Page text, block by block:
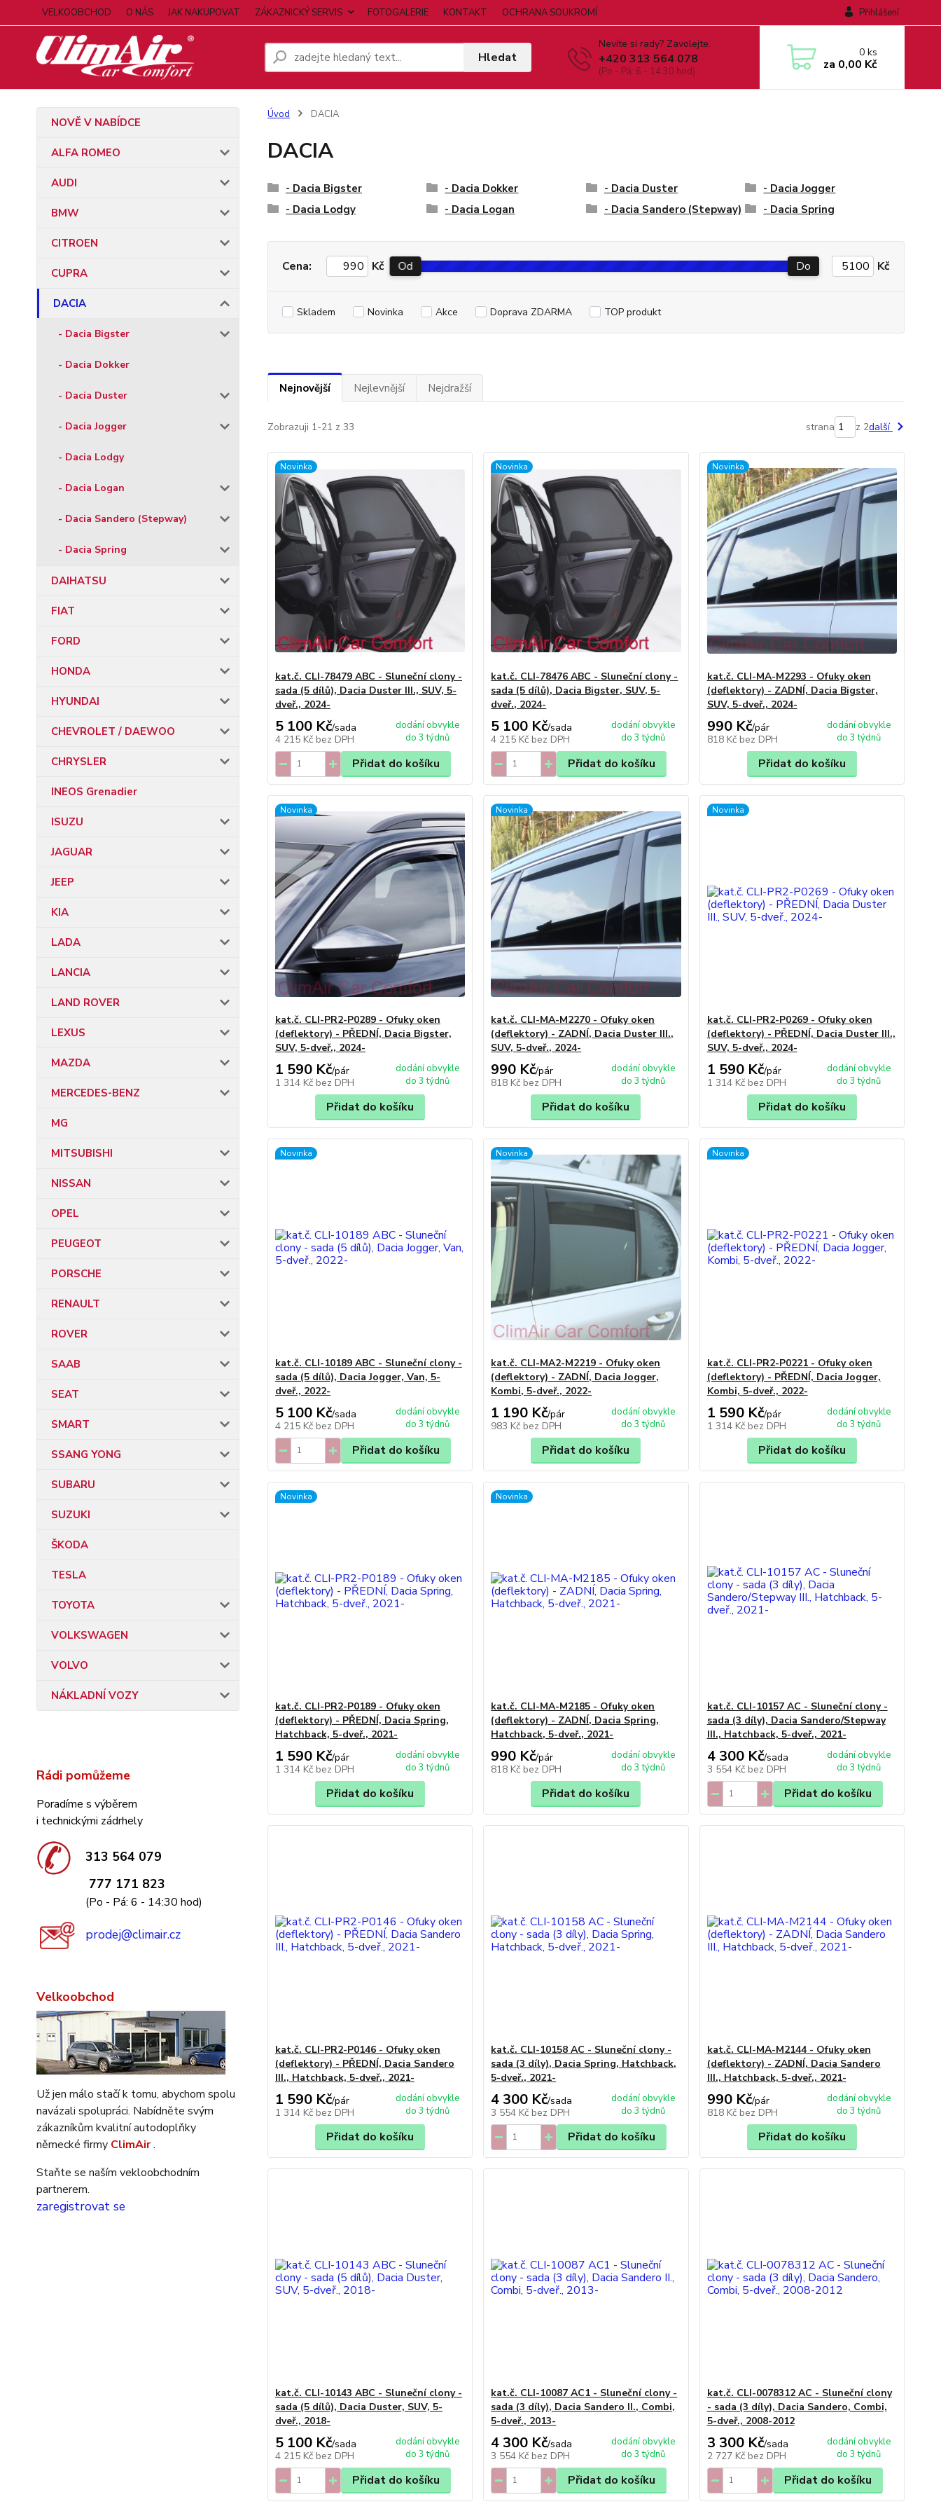
VELKOOBCHOD O NÁS JAK NAKUPOVAT ZÁKAZNICKÝ SERVIS FOTOGALERIE KONTAKT OCHRANA SOUKROMÍ Přihlášení
Hledat
Nevíte si rady? Zavolejte.
+420 313 564 078
(Po - Pá: 6 - 14:30 hod)
0ks
za 0,00 Kč
NOVĚ V NABÍDCE
ALFA ROMEO
AUDI
BMW
CITROEN
CUPRA
DACIA
- Dacia Bigster
- Dacia Dokker
- Dacia Duster
- Dacia Jogger
- Dacia Lodgy
- Dacia Logan
- Dacia Sandero (Stepway)
- Dacia Spring
DAIHATSU
FIAT
FORD
HONDA
HYUNDAI
CHEVROLET / DAEWOO
CHRYSLER
INEOS Grenadier
ISUZU
JAGUAR
JEEP
KIA
LADA
LANCIA
LAND ROVER
LEXUS
MAZDA
MERCEDES-BENZ
MG
MITSUBISHI
NISSAN
OPEL
PEUGEOT
PORSCHE
RENAULT
ROVER
SAAB
SEAT
SMART
SSANG YONG
SUBARU
SUZUKI
ŠKODA
TESLA
TOYOTA
VOLKSWAGEN
VOLVO
NÁKLADNÍ VOZY
Rádi pomůžeme
Poradíme s výběrem
i technickými zádrhely
313 564 079
777 171 823
(Po - Pá: 6 - 14:30 hod)
prodej@climair.cz
Velkoobchod
Už jen málo stačí k tomu, abychom spolu
navázali spolupráci. Nabídněte svým
zákazníkům kvalitní autodoplňky
německé firmy ClimAir.
Staňte se naším vekloobchodním
partnerem.
zaregistrovat se
Úvod DACIA
DACIA
- Dacia Bigster - Dacia Dokker - Dacia Duster
- Dacia Jogger
- Dacia Lodgy
- Dacia Logan - Dacia Sandero (Stepway) - Dacia Spring
Cena: Kč Od Do Kč
Skladem Novinka Akce Doprava ZDARMA TOP produkt
Nejnovější Nejlevnější Nejdražší
Zobrazuji 1-21 z 33 strana z 2další
Novinka
kat.č. CLI-78479 ABC - Sluneční clony -
sada (5 dílů), Dacia Duster III., SUV, 5-
dveř., 2024-
5 100 Kč/sada
4 215 Kč bez DPH
dodání obvykle
do 3 týdnů
Přidat do košíku
Novinka
kat.č. CLI-78476 ABC - Sluneční clony -
sada (5 dílů), Dacia Bigster, SUV, 5-
dveř., 2024-
5 100 Kč/sada
4 215 Kč bez DPH
dodání obvykle
do 3 týdnů
Přidat do košíku
Novinka
kat.č. CLI-MA-M2293 - Ofuky oken
(deflektory) - ZADNÍ, Dacia Bigster,
SUV, 5-dveř., 2024-
990 Kč/pár
818 Kč bez DPH
dodání obvykle
do 3 týdnů
Přidat do košíku
Novinka
kat.č. CLI-PR2-P0289 - Ofuky oken
(deflektory) - PŘEDNÍ, Dacia Bigster,
SUV, 5-dveř., 2024-
1 590 Kč/pár
1 314 Kč bez DPH
dodání obvykle
do 3 týdnů
Přidat do košíku
Novinka
kat.č. CLI-MA-M2270 - Ofuky oken
(deflektory) - ZADNÍ, Dacia Duster III.,
SUV, 5-dveř., 2024-
990 Kč/pár
818 Kč bez DPH
dodání obvykle
do 3 týdnů
Přidat do košíku
Novinka
kat.č. CLI-PR2-P0269 - Ofuky oken
(deflektory) - PŘEDNÍ, Dacia Duster III.,
SUV, 5-dveř., 2024-
1 590 Kč/pár
1 314 Kč bez DPH
dodání obvykle
do 3 týdnů
Přidat do košíku
Novinka
kat.č. CLI-10189 ABC - Sluneční clony -
sada (5 dílů), Dacia Jogger, Van, 5-
dveř., 2022-
5 100 Kč/sada
4 215 Kč bez DPH
dodání obvykle
do 3 týdnů
Přidat do košíku
Novinka
kat.č. CLI-MA2-M2219 - Ofuky oken
(deflektory) - ZADNÍ, Dacia Jogger,
Kombi, 5-dveř., 2022-
1 190 Kč/pár
983 Kč bez DPH
dodání obvykle
do 3 týdnů
Přidat do košíku
Novinka
kat.č. CLI-PR2-P0221 - Ofuky oken
(deflektory) - PŘEDNÍ, Dacia Jogger,
Kombi, 5-dveř., 2022-
1 590 Kč/pár
1 314 Kč bez DPH
dodání obvykle
do 3 týdnů
Přidat do košíku
Novinka
kat.č. CLI-PR2-P0189 - Ofuky oken
(deflektory) - PŘEDNÍ, Dacia Spring,
Hatchback, 5-dveř., 2021-
1 590 Kč/pár
1 314 Kč bez DPH
dodání obvykle
do 3 týdnů
Přidat do košíku
Novinka
kat.č. CLI-MA-M2185 - Ofuky oken
(deflektory) - ZADNÍ, Dacia Spring,
Hatchback, 5-dveř., 2021-
990 Kč/pár
818 Kč bez DPH
dodání obvykle
do 3 týdnů
Přidat do košíku
kat.č. CLI-10157 AC - Sluneční clony -
sada (3 díly), Dacia Sandero/Stepway
III., Hatchback, 5-dveř., 2021-
4 300 Kč/sada
3 554 Kč bez DPH
dodání obvykle
do 3 týdnů
Přidat do košíku
kat.č. CLI-PR2-P0146 - Ofuky oken
(deflektory) - PŘEDNÍ, Dacia Sandero
III., Hatchback, 5-dveř., 2021-
1 590 Kč/pár
1 314 Kč bez DPH
dodání obvykle
do 3 týdnů
Přidat do košíku
kat.č. CLI-10158 AC - Sluneční clony -
sada (3 díly), Dacia Spring, Hatchback,
5-dveř., 2021-
4 300 Kč/sada
3 554 Kč bez DPH
dodání obvykle
do 3 týdnů
Přidat do košíku
kat.č. CLI-MA-M2144 - Ofuky oken
(deflektory) - ZADNÍ, Dacia Sandero
III., Hatchback, 5-dveř., 2021-
990 Kč/pár
818 Kč bez DPH
dodání obvykle
do 3 týdnů
Přidat do košíku
kat.č. CLI-10143 ABC - Sluneční clony -
sada (5 dílů), Dacia Duster, SUV, 5-
dveř., 2018-
5 100 Kč/sada
4 215 Kč bez DPH
dodání obvykle
do 3 týdnů
Přidat do košíku
kat.č. CLI-10087 AC1 - Sluneční clony -
sada (3 díly), Dacia Sandero II., Combi,
5-dveř., 2013-
4 300 Kč/sada
3 554 Kč bez DPH
dodání obvykle
do 3 týdnů
Přidat do košíku
kat.č. CLI-0078312 AC - Sluneční clony
- sada (3 díly), Dacia Sandero, Combi,
5-dveř., 2008-2012
3 300 Kč/sada
2 727 Kč bez DPH
dodání obvykle
do 3 týdnů
Přidat do košíku